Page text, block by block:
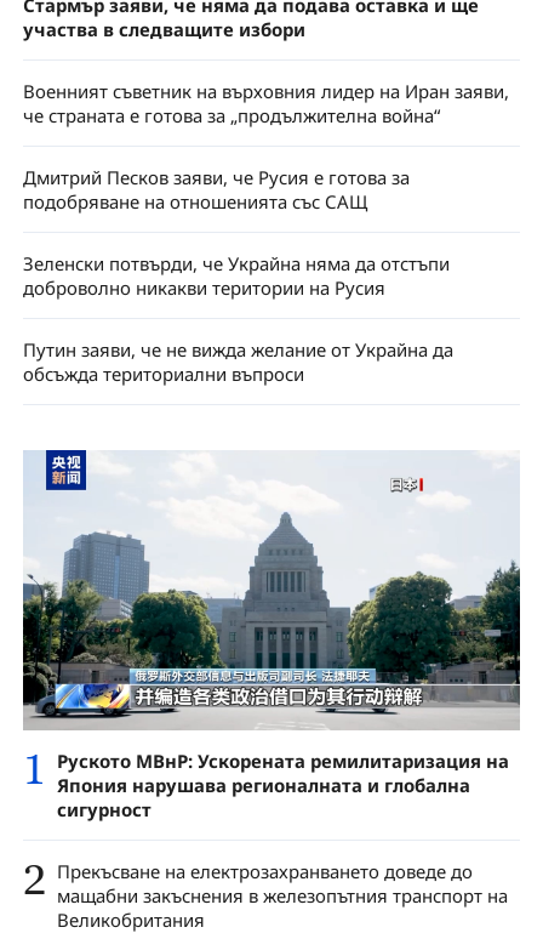
Стармър заяви, че няма да подава оставка и ще
участва в следващите избори
Военният съветник на върховния лидер на Иран заяви,
че страната е готова за „продължителна война“
Дмитрий Песков заяви, че Русия е готова за
подобряване на отношенията със САЩ
Зеленски потвърди, че Украйна няма да отстъпи
доброволно никакви територии на Русия
Путин заяви, че не вижда желание от Украйна да
обсъжда териториални въпроси
1
Руското МВнР: Ускорената ремилитаризация на
Япония нарушава регионалната и глобална
сигурност
2 Прекъсване на електрозахранването доведе до
мащабни закъснения в железопътния транспорт на
Великобритания